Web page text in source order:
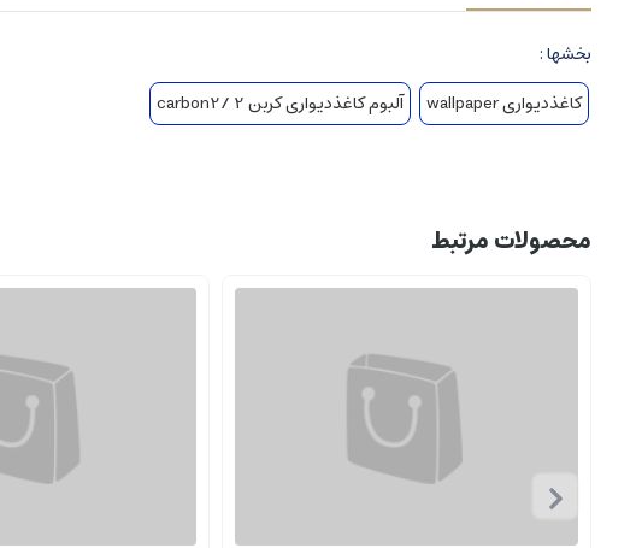
بخشها :
کاغذدیواری wallpaper
آلبوم کاغذدیواری کربن 2 /carbon2
محصولات مرتبط